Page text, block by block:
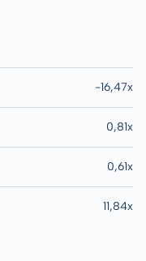
-16,47x
0,81x
0,61x
11,84x